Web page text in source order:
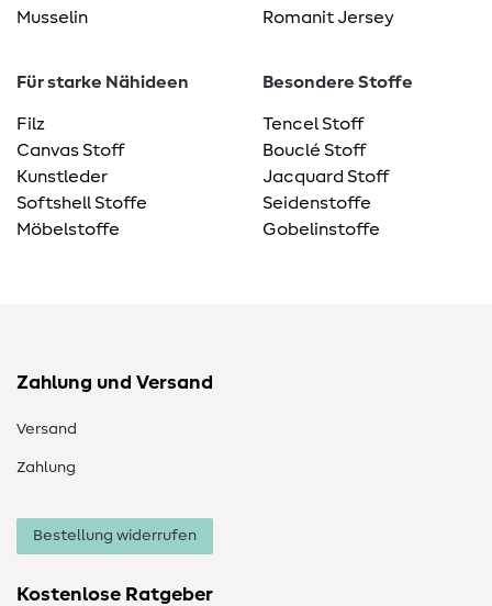
Musselin
Romanit Jersey
Für starke Nähideen
Filz
Canvas Stoff
Kunstleder
Softshell Stoffe
Möbelstoffe
Besondere Stoffe
Tencel Stoff
Bouclé Stoff
Jacquard Stoff
Seidenstoffe
Gobelinstoffe
Zahlung und Versand
Versand
Zahlung
Bestellung widerrufen
Kostenlose Ratgeber